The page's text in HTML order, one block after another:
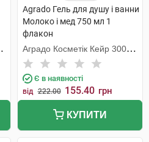
Agrado Гель для душу і ванни
Молоко і мед 750 мл 1
флакон
Аградо Косметік Кейр 3000
С.Л.У.
Є в наявності
від 222.00 155.40 грн
КУПИТИ